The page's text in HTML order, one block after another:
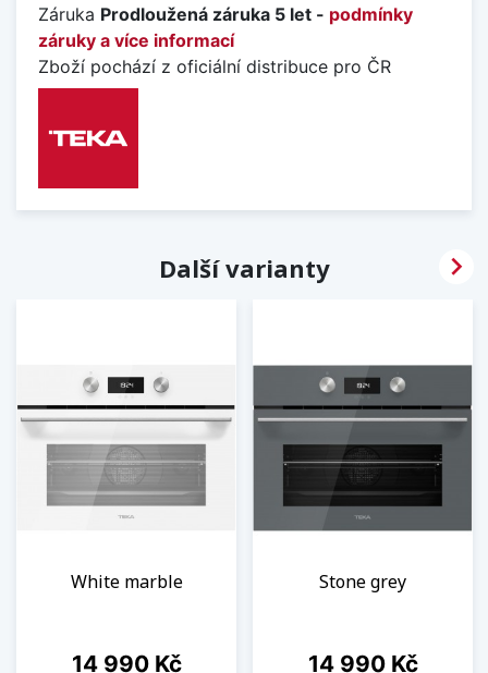
Záruka Prodloužená záruka 5 let - podmínky
záruky a více informací
Zboží pochází z oficiální distribuce pro ČR
Další varianty
White marble
Cena
14 990 Kč
Stone grey
Cena
14 990 Kč
